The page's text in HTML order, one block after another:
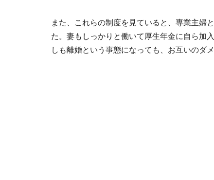
また、これらの制度を見ていると、専業主婦
た。妻もしっかりと働いて厚生年金に自ら加
しも離婚という事態になっても、お互いのダ